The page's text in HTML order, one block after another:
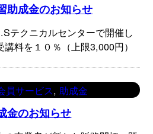
助成金のお知らせ
テクニカルセンターで開催し
料を１０％（上限3,000円）
員サービス, 助成金
金のお知らせ